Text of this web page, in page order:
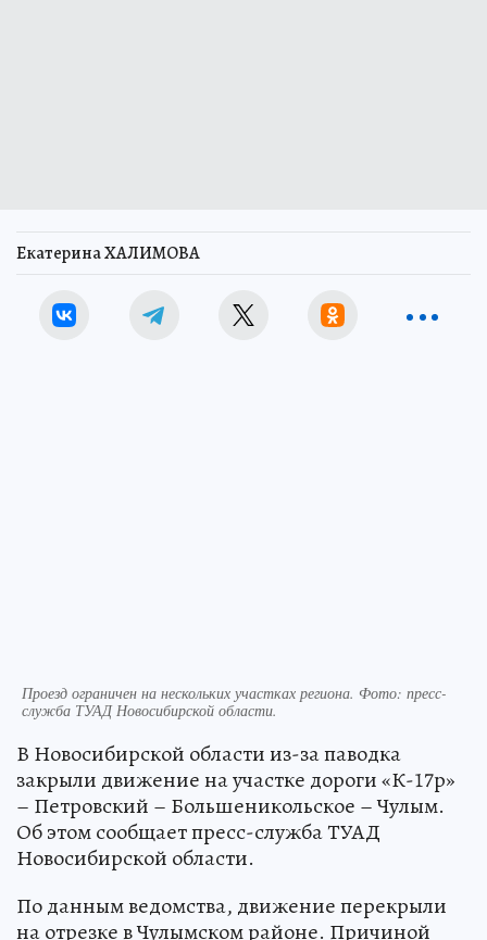
Екатерина ХАЛИМОВА
Проезд ограничен на нескольких участках региона. Фото: пресс-
служба ТУАД Новосибирской области.
В Новосибирской области из-за паводка
закрыли движение на участке дороги «К-17р»
– Петровский – Большеникольское – Чулым.
Об этом сообщает пресс-служба ТУАД
Новосибирской области.
По данным ведомства, движение перекрыли
на отрезке в Чулымском районе. Причиной